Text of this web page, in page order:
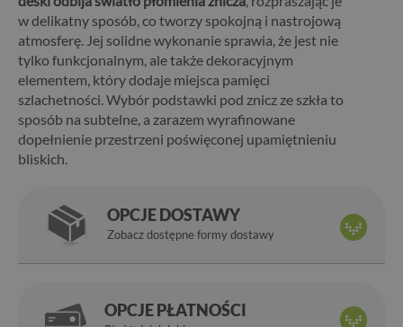
w delikatny sposób, co tworzy spokojną i nastrojową
atmosferę. Jej solidne wykonanie sprawia, że jest nie
tylko funkcjonalnym, ale także dekoracyjnym
elementem, który dodaje miejsca pamięci
szlachetności. Wybór podstawki pod znicz ze szkła to
sposób na subtelne, a zarazem wyrafinowane
dopełnienie przestrzeni poświęconej upamiętnieniu
bliskich.
OPCJE DOSTAWY
Zobacz dostępne formy dostawy
OPCJE PŁATNOŚCI